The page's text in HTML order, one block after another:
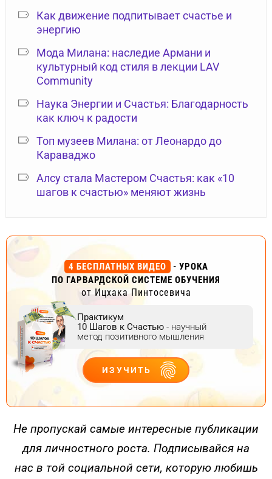
Как движение подпитывает счастье и
энергию
Мода Милана: наследие Армани и
культурный код стиля в лекции LAV
Community
Наука Энергии и Счастья: Благодарность
как ключ к радости
Топ музеев Милана: от Леонардо до
Караваджо
Алсу стала Мастером Счастья: как «10
шагов к счастью» меняют жизнь
4 БЕСПЛАТНЫХ ВИДЕО
- УРОКА
ПО ГАРВАРДСКОЙ СИСТЕМЕ ОБУЧЕНИЯ
от Ицхака Пинтосевича
Практикум
10 Шагов к Счастью - научный
метод позитивного мышления
ИЗУЧИТЬ
ДЕЙСТВУЙ
Не пропускай самые интересные публикации
для личностного роста. Подписывайся на
нас в той социальной сети, которую любишь